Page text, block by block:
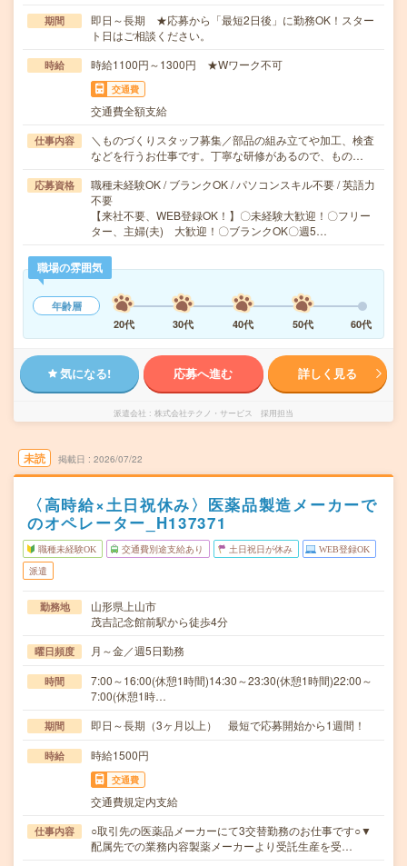
期間
即日～長期 ★応募から「最短2日後」に勤務OK！スター
ト日はご相談ください。
時給 時給1100円～1300円 ★Wワーク不可
交通費
交通費全額支給
仕事内容
＼ものづくりスタッフ募集／部品の組み立てや加工、検査
などを行うお仕事です。丁寧な研修があるので、もの…
応募資格
職種未経験OK / ブランクOK / パソコンスキル不要 / 英語力
不要
【来社不要、WEB登録OK！】〇未経験大歓迎！〇フリー
ター、主婦(夫) 大歓迎！〇ブランクOK〇週5…
職場の雰囲気
年齢層
20代
30代 40代 50代 60代
気になる! 応募へ進む 詳しく見る
派遣会社 株式会社テクノ・サービス 採用担当
未読 掲載日 2026/07/22
〈高時給×土日祝休み〉医薬品製造メーカーで
のオペレーター_H137371
職種未経験OK 交通費別途支給あり 土日祝日が休み WEB登録OK
派遣
勤務地
山形県上山市
茂吉記念館前駅から徒歩4分
曜日頻度 月～金／週5日勤務
時間
7:00～16:00(休憩1時間)14:30～23:30(休憩1時間)22:00～
7:00(休憩1時…
期間 即日～長期（3ヶ月以上） 最短で応募開始から1週間！
時給 時給1500円
交通費
交通費規定内支給
仕事内容
○取引先の医薬品メーカーにて3交替勤務のお仕事です○▼
配属先での業務内容製薬メーカーより受託生産を受…